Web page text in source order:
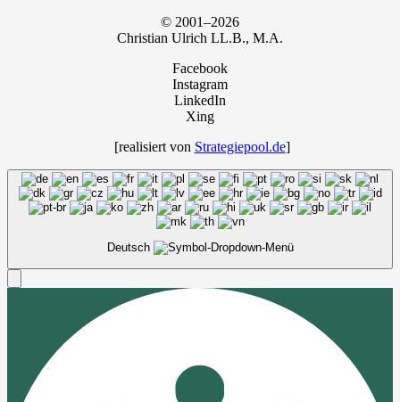
© 2001–2026
Chris­ti­an Ulrich LL.B., M.A.
Facebook
Instagram
LinkedIn
Xing
[rea­li­siert von Strategiepool.de]
Deutsch